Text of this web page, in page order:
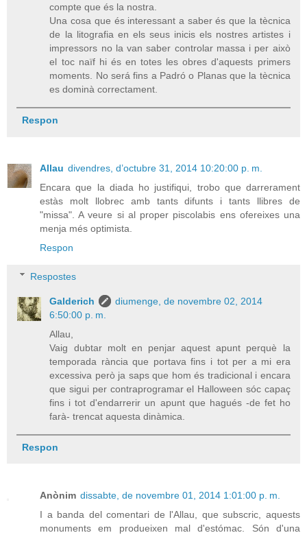
compte que és la nostra.
Una cosa que és interessant a saber és que la tècnica
de la litografia en els seus inicis els nostres artistes i
impressors no la van saber controlar massa i per això
el toc naïf hi és en totes les obres d'aquests primers
moments. No será fins a Padró o Planas que la tècnica
es dominà correctament.
Respon
Allau divendres, d’octubre 31, 2014 10:20:00 p. m.
Encara que la diada ho justifiqui, trobo que darrerament
estàs molt llobrec amb tants difunts i tants llibres de
"missa". A veure si al proper piscolabis ens ofereixes una
menja més optimista.
Respon
Respostes
Galderich
diumenge, de novembre 02, 2014
6:50:00 p. m.
Allau,
Vaig dubtar molt en penjar aquest apunt perquè la
temporada rància que portava fins i tot per a mi era
excessiva però ja saps que hom és tradicional i encara
que sigui per contraprogramar el Halloween sóc capaç
fins i tot d'endarrerir un apunt que hagués -de fet ho
farà- trencat aquesta dinàmica.
Respon
Anònim dissabte, de novembre 01, 2014 1:01:00 p. m.
I a banda del comentari de l'Allau, que subscric, aquests
monuments em produeixen mal d'estómac. Són d'una